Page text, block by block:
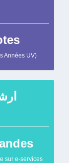
Années UV)
sur e-services